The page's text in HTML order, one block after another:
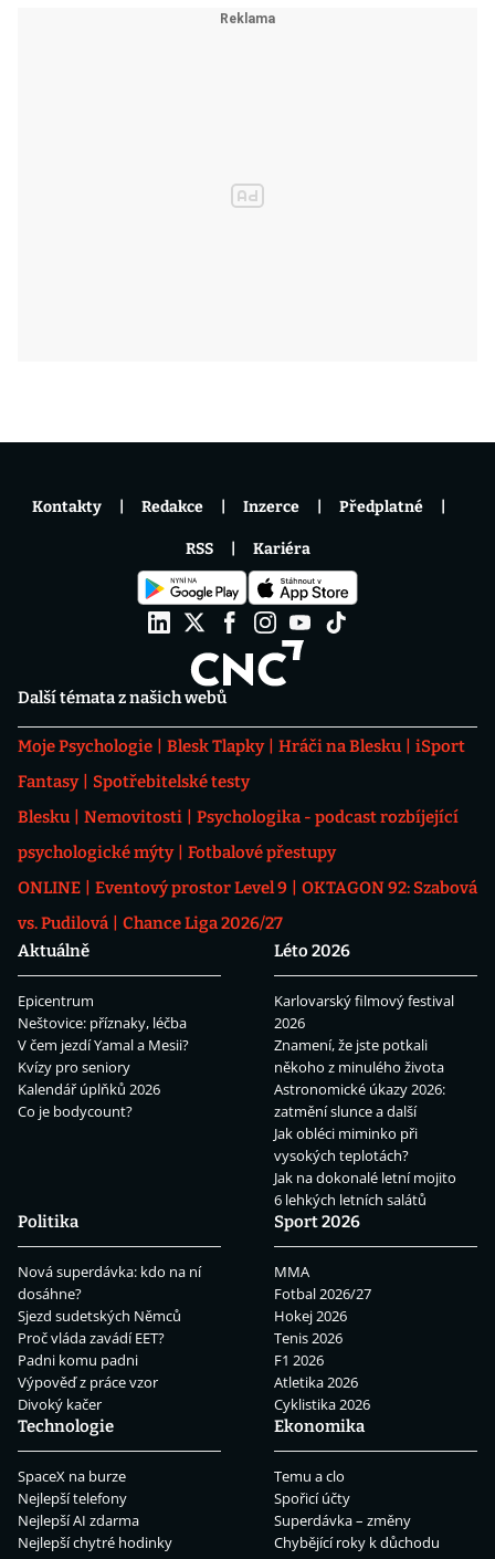
Další témata z našich webů
Moje Psychologie Blesk Tlapky Hráči na Blesku
iSport
Fantasy
Spotřebitelské testy
Blesku
Nemovitosti
Psychologika - podcast rozbíjející
psychologické mýty
Fotbalové přestupy
ONLINE
Eventový prostor Level 9
OKTAGON 92: Szabová
vs. Pudilová
Chance Liga 2026/27
Aktuálně
Epicentrum
Neštovice: příznaky, léčba
V čem jezdí Yamal a Mesii?
Kvízy pro seniory
Kalendář úplňků 2026
Co je bodycount?
Léto 2026
Karlovarský filmový festival
2026
Znamení, že jste potkali
někoho z minulého života
Astronomické úkazy 2026:
zatmění slunce a další
Jak obléci miminko při
vysokých teplotách?
Jak na dokonalé letní mojito
6 lehkých letních salátů
Politika
Nová superdávka: kdo na ní
dosáhne?
Sjezd sudetských Němců
Proč vláda zavádí EET?
Padni komu padni
Výpověď z práce vzor
Divoký kačer
Sport 2026
MMA
Fotbal 2026/27
Hokej 2026
Tenis 2026
F1 2026
Atletika 2026
Cyklistika 2026
Technologie
SpaceX na burze
Nejlepší telefony
Nejlepší AI zdarma
Nejlepší chytré hodinky
Ekonomika
Temu a clo
Spořicí účty
Superdávka – změny
Chybějící roky k důchodu
Kontakty Redakce Inzerce Předplatné
RSS Kariéra